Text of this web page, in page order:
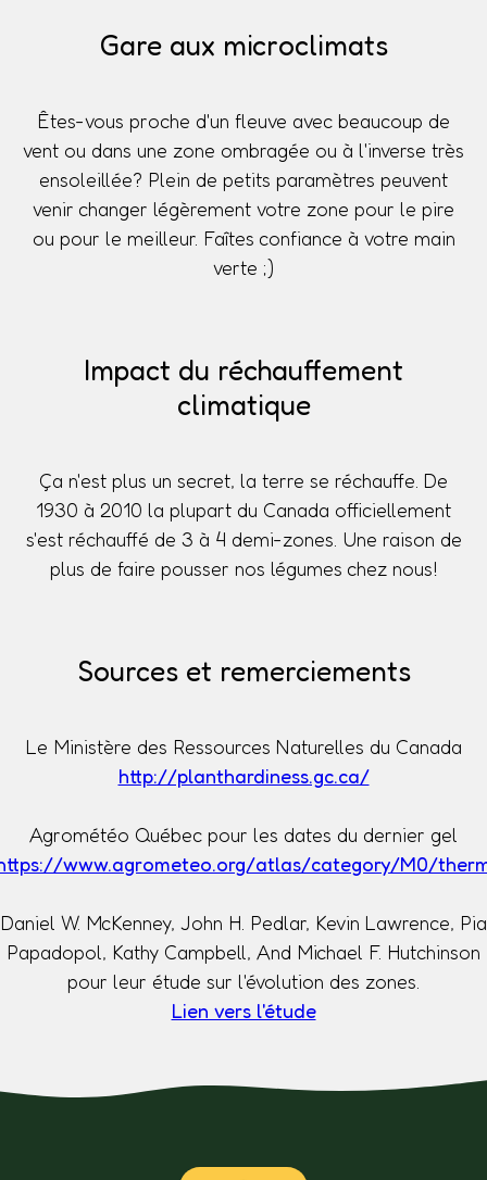
Gare aux microclimats
Êtes-vous proche d'un fleuve avec beaucoup de
vent ou dans une zone ombragée ou à l'inverse très
ensoleillée? Plein de petits paramètres peuvent
venir changer légèrement votre zone pour le pire
ou pour le meilleur. Faîtes confiance à votre main
verte ;)
Impact du réchauffement
climatique
Ça n'est plus un secret, la terre se réchauffe. De
1930 à 2010 la plupart du Canada officiellement
s'est réchauffé de 3 à 4 demi-zones. Une raison de
plus de faire pousser nos légumes chez nous!
Sources et remerciements
Le Ministère des Ressources Naturelles du Canada
http://planthardiness.gc.ca/
Agrométéo Québec pour les dates du dernier gel
www.agrometeo.org/atlas/category/M0/
Daniel W. McKenney, John H. Pedlar, Kevin Lawrence, Pia
Papadopol, Kathy Campbell, And Michael F. Hutchinson
pour leur étude sur l'évolution des zones.
Lien vers l'étude